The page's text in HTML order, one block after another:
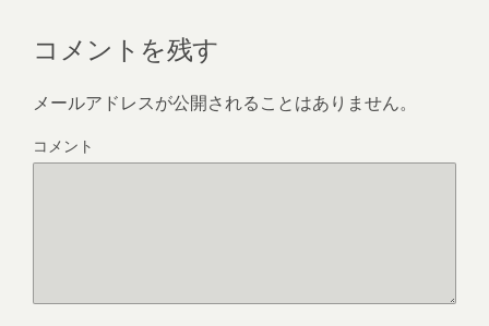
コメントを残す
メールアドレスが公開されることはありません。
コメント